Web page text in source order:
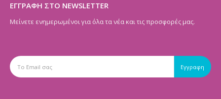
ΕΓΓΡΑΦΗ ΣΤΟ NEWSLETTER
Μείνετε ενημερωμένοι για όλα τα νέα και τις προσφορές μας.